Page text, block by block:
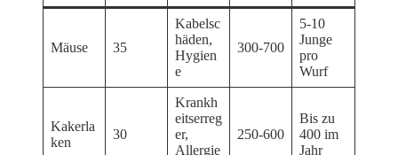
Mäuse 35
Kabelsc
häden,
Hygien
e
300-700
5-10
Junge
pro
Wurf
Kakerla
ken
30
Krankh
eitserreg
er,
Allergie
250-600
Bis zu
400 im
Jahr